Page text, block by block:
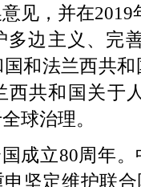
见，并在
多边主义、完
国和法兰西共
西共和国关于
球治理。
成立80周年
坚定维护联